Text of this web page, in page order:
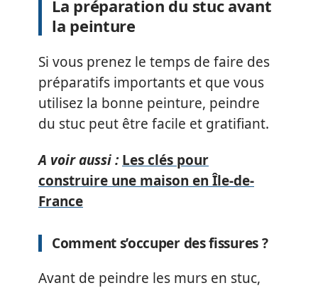
La préparation du stuc avant
la peinture
Si vous prenez le temps de faire des
préparatifs importants et que vous
utilisez la bonne peinture, peindre
du stuc peut être facile et gratifiant.
A voir aussi : Les clés pour
construire une maison en Île-de-
France
Comment s’occuper des fissures ?
Avant de peindre les murs en stuc,